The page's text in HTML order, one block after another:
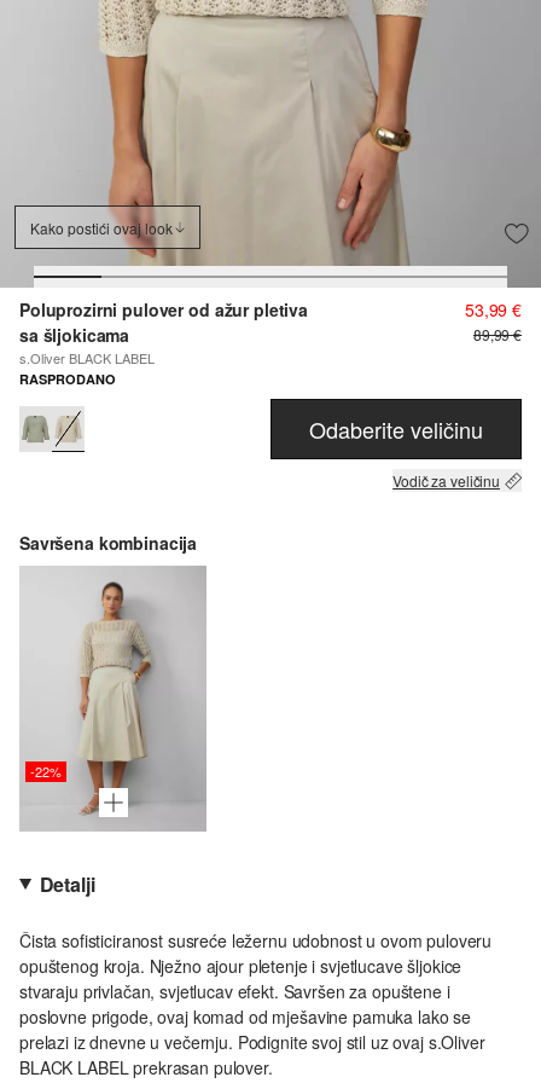
Kako postići ovaj look
Poluprozirni pulover od ažur pletiva
sa šljokicama
s.Oliver BLACK LABEL
53,99 €
89,99 €
RASPRODANO
Odaberite veličinu
Vodič za veličinu
Savršena kombinacija
-22%
Detalji
Čista sofisticiranost susreće ležernu udobnost u ovom puloveru
opuštenog kroja. Nježno ajour pletenje i svjetlucave šljokice
stvaraju privlačan, svjetlucav efekt. Savršen za opuštene i
poslovne prigode, ovaj komad od mješavine pamuka lako se
prelazi iz dnevne u večernju. Podignite svoj stil uz ovaj s.Oliver
BLACK LABEL prekrasan pulover.